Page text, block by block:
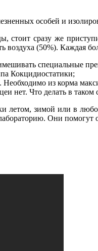
особей и
стоит сразу же
(50%). Каждая
специальные
Кокцидиостатики;
Необходимо из корма
нет. Что делать в
летом, зимой или в
Они помогут